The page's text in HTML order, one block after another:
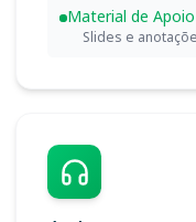
Material de Apoio
Slides e